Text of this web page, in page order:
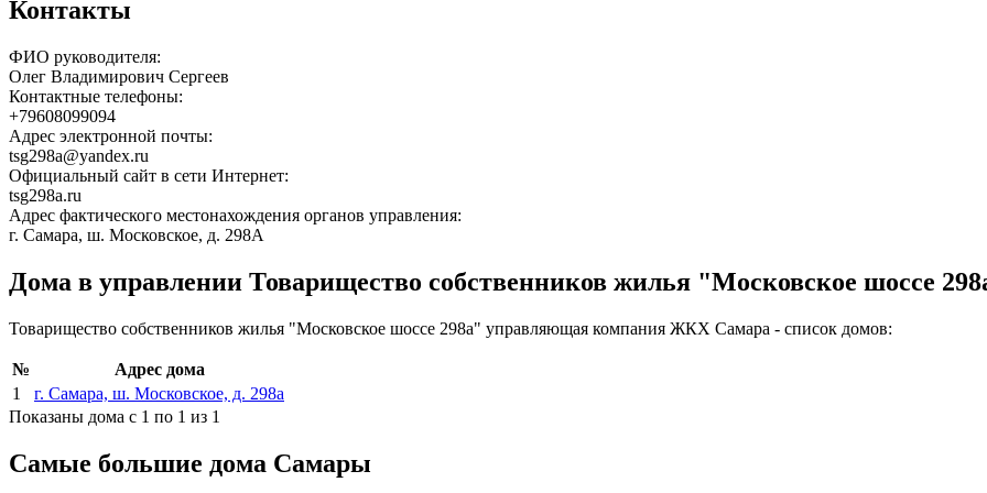
Контакты
ФИО руководителя:
Олег Владимирович Сергеев
Контактные телефоны:
+79608099094
Адрес электронной почты:
tsg298a@yandex.ru
Официальный сайт в сети Интернет:
tsg298a.ru
Адрес фактического местонахождения органов управления:
г. Самара, ш. Московское, д. 298А
Дома в управлении Товарищество собственников жилья "Московское шоссе
Товарищество собственников жилья "Московское шоссе 298а" управляющая компания ЖКХ Самара - список домов:
№
Адрес дома
1
г. Самара, ш. Московское, д. 298а
Показаны дома с 1 по 1 из 1
Самые большие дома Самары